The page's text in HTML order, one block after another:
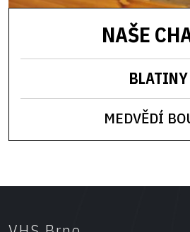
NAŠE
BLATINY
MEDVĚDÍ